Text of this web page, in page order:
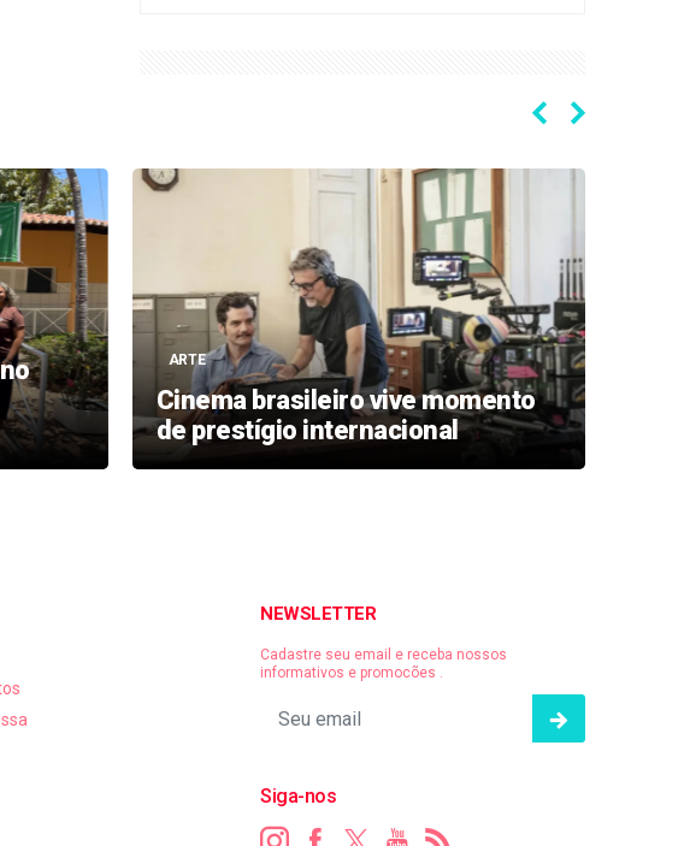
ARTE
Cinema brasileiro vive momento
de prestígio internacional
NEWSLETTER
Cadastre seu email e receba nossos
informativos e promocões .
Siga-nos